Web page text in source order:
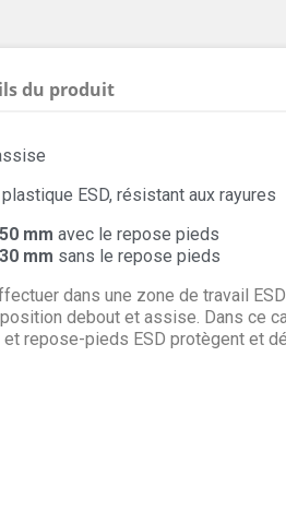
du produit
ESD, résistant aux rayures
mm avec le repose pieds
mm sans le repose pieds
dans une zone de travail
position debout et assise. Dans
repose-pieds ESD protègent et